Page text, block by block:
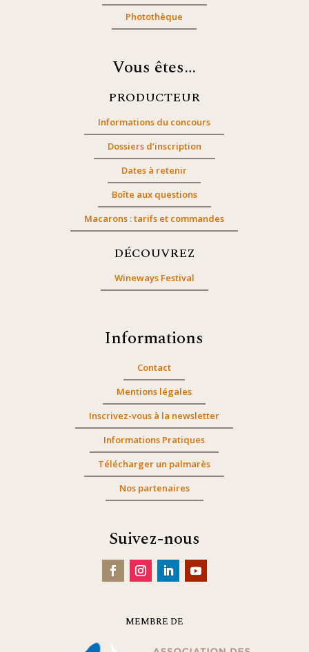
Photothèque
Vous êtes…
PRODUCTEUR
Informations du concours
Dossiers d’inscription
Dates à retenir
Boîte aux questions
Macarons : tarifs et commandes
DÉCOUVREZ
Wineways Festival
Informations
Contact
Mentions légales
Inscrivez-vous à la newsletter
Informations Pratiques
Télécharger un palmarès
Nos partenaires
Suivez-nous
MEMBRE DE